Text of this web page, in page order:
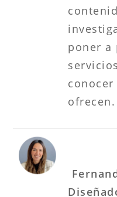
poner a
ofrecen.